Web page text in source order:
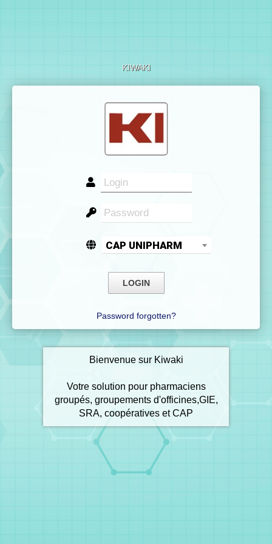
KIWAKI
CAP UNIPHARM
Password forgotten?
Bienvenue sur Kiwaki
Votre solution pour pharmaciens
groupés, groupements d'officines,GIE,
SRA, coopératives et CAP